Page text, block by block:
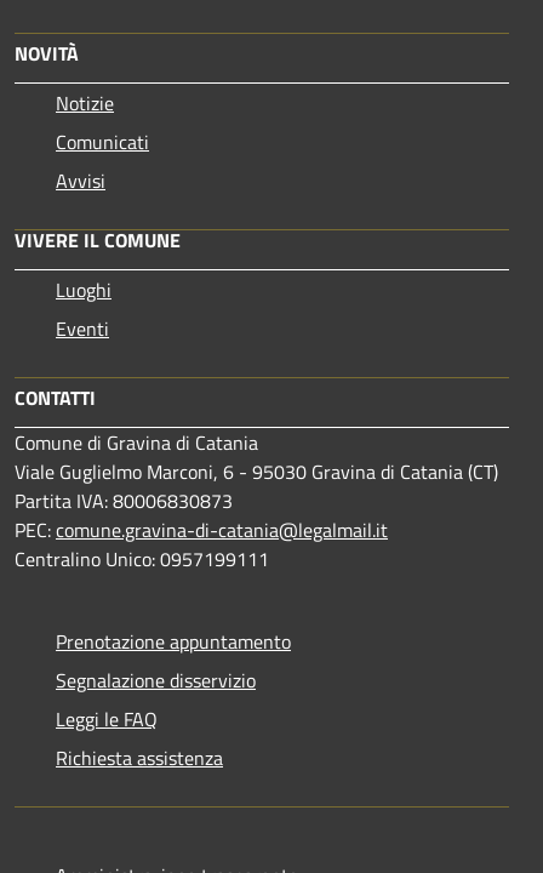
NOVITÀ
Notizie
Comunicati
Avvisi
VIVERE IL COMUNE
Luoghi
Eventi
CONTATTI
Comune di Gravina di Catania
Viale Guglielmo Marconi, 6 - 95030 Gravina di Catania (CT)
Partita IVA: 80006830873
PEC:comune.gravina-di-catania@legalmail.it
Centralino Unico: 0957199111
Prenotazione appuntamento
Segnalazione disservizio
Leggi le FAQ
Richiesta assistenza